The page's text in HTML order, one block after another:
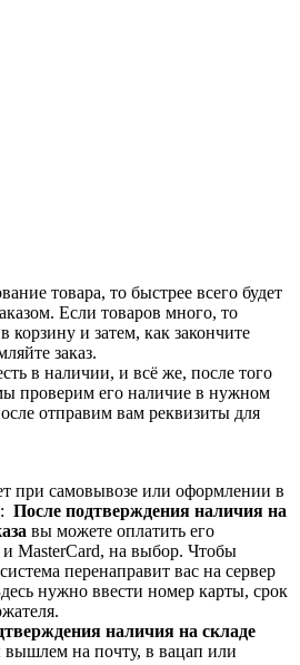
товара, то быстрее всего будет
Если товаров много, то
корзину и затем, как закончите
заказ.
в наличии, и всё же, после того
проверим его наличие в нужном
отправим вам реквизиты для
при самовывозе или оформлении в
После подтверждения наличия на
вы можете оплатить его
MasterCard, на выбор. Чтобы
перенаправит вас на сервер
нужно ввести номер карты, срок
наличия на складе
на почту, в вацап или